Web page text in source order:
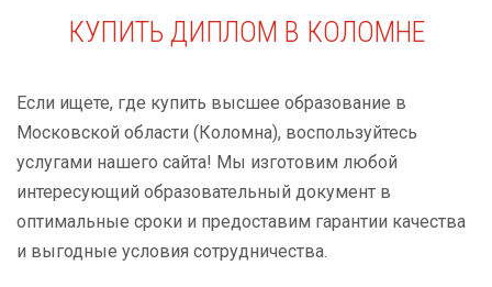
КУПИТЬ ДИПЛОМ В КОЛОМНЕ
Если ищете, где купить высшее образование в
Московской области (Коломна), воспользуйтесь
услугами нашего сайта! Мы изготовим любой
интересующий образовательный документ в
оптимальные сроки и предоставим гарантии качества
и выгодные условия сотрудничества.